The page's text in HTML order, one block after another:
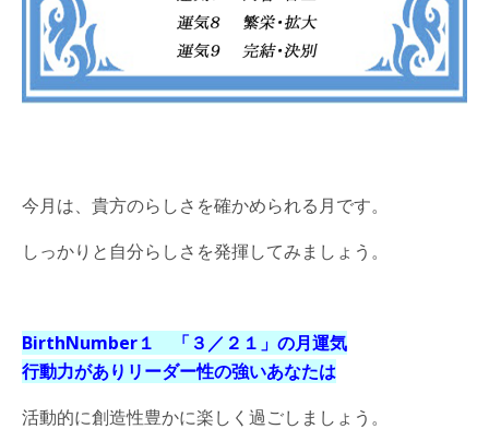
今月は、貴方のらしさを確かめられる月です。
しっかりと自分らしさを発揮してみましょう。
BirthNumber１ 「３／２１」 の月運気
行動力がありリーダー性の強いあなたは
活動的に創造性豊かに楽しく過ごしましょう。